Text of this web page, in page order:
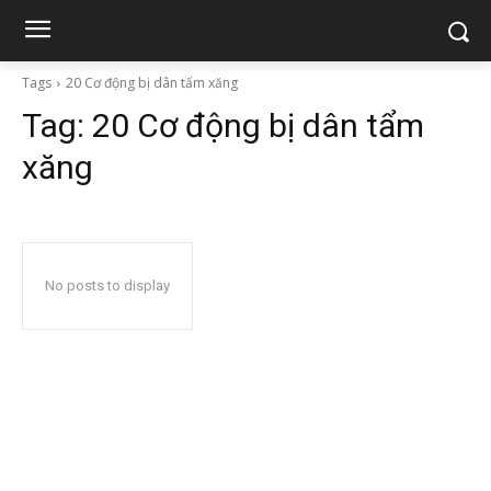
Tags 20 Cơ động bị dân tẩm xăng
Tag: 20 Cơ động bị dân tẩm
xăng
No posts to display